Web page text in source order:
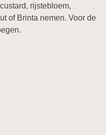
rijstebloem,
of Brinta nemen. Voor de